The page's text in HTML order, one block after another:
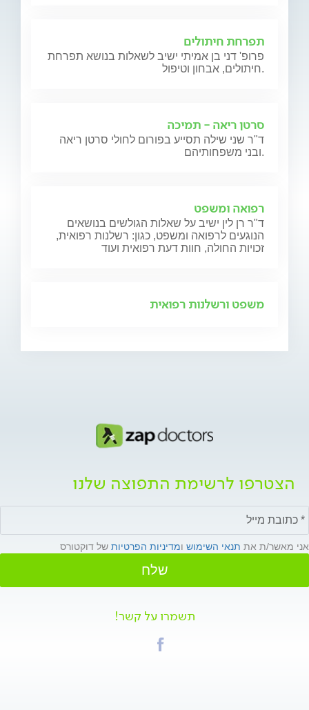
תפרחת חיתולים
פרופ' דני בן אמיתי ישיב לשאלות בנושא תפרחת
חיתולים, אבחון וטיפול.
סרטן ריאה - תמיכה
ד"ר שני שילה תסייע בפורום לחולי סרטן ריאה
ובני משפחותיהם.
רפואה ומשפט
ד"ר רן לין ישיב על שאלות הגולשים בנושאים
הנוגעים לרפואה ומשפט, כגון: רשלנות רפואית,
זכויות החולה, חוות דעת רפואית ועוד
משפט ורשלנות רפואית
הצטרפו לרשימת התפוצה שלנו
אני מאשר/ת את תנאי השימוש ומדיניות הפרטיות של דוקטורס
שלח
תשמרו על קשר!